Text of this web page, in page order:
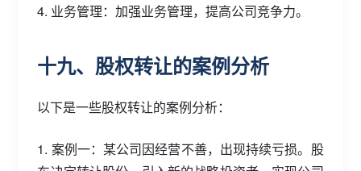
4. 业务管理：加强业务管理，提高公司竞争力。
十九、股权转让的案例分析
以下是一些股权转让的案例分析：
1. 案例一：某公司因经营不善，出现持续亏损。股